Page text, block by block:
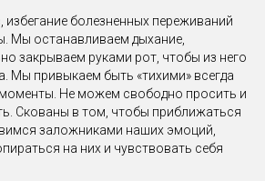
избегание болезненных переживаний
Мы останавливаем дыхание,
закрываем руками рот, чтобы из него
Мы привыкаем быть «тихими» всегда
Не можем свободно просить и
Скованы в том, чтобы приближаться
заложниками наших эмоций,
на них и чувствовать себя